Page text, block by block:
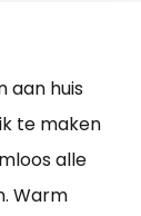
aan huis
te maken
alle
Warm